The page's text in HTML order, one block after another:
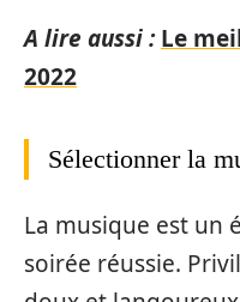
A lire aussi : Le
2022
Sélectionner la
La musique est un
soirée réussie.